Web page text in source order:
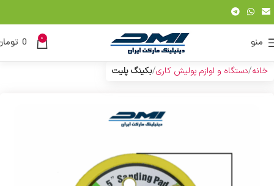
منو 0
0
خانه دستگاه و لوازم پولیش کاری بکینگ پلیت